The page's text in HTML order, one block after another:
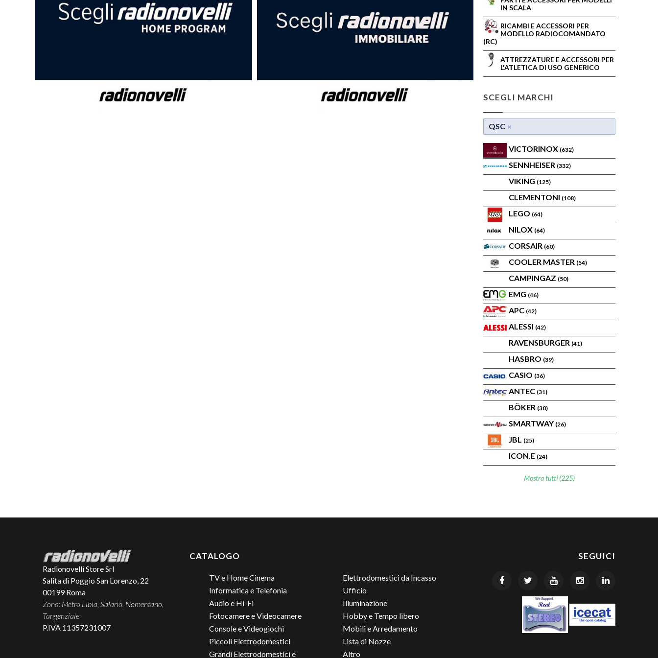
IN SCALA
RICAMBI E ACCESSORI PER
MODELLO RADIOCOMANDATO
(RC)
ATTREZZATURE E ACCESSORI PER
L'ATLETICA DI USO GENERICO
SCEGLI MARCHI
QSC
VICTORINOX (632)
SENNHEISER (332)
VIKING (125)
CLEMENTONI (108)
LEGO (64)
NILOX (64)
CORSAIR (60)
COOLER MASTER (54)
CAMPINGAZ (50)
EMG (46)
APC (42)
ALESSI (42)
RAVENSBURGER (41)
HASBRO (39)
CASIO (36)
ANTEC (31)
BÖKER (30)
SMARTWAY (26)
JBL (25)
ICON.E (24)
Mostra tutti (225)
SEGUICI
Radionovelli Store Srl
Salita di Poggio San Lorenzo, 22
00199 Roma
Zona: Metro Libia, Salario, Nomentano,
Tangenziale
P.IVA 11357231007
CATALOGO
TV e Home Cinema
Informatica e Telefonia
Audio e Hi-Fi
Fotocamere e Videocamere
Console e Videogiochi
Piccoli Elettrodomestici
Grandi Elettrodomestici e
Elettrodomestici da Incasso
Ufficio
Illuminazione
Hobby e Tempo libero
Mobili e Arredamento
Lista di Nozze
Altro